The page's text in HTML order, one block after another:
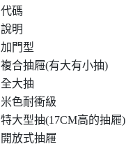
代碼
說明
加門型
複合抽屜(有大有小抽)
全大抽
米色耐衝級
特大型抽(17CM高的抽屜)
開放式抽屜